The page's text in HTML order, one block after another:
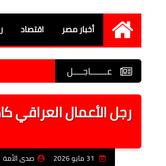
الرئيسية
أخبار مصر اقتصاد
عـــــــاجــــل
رجل الأعمال العراقي
صدى الأمة